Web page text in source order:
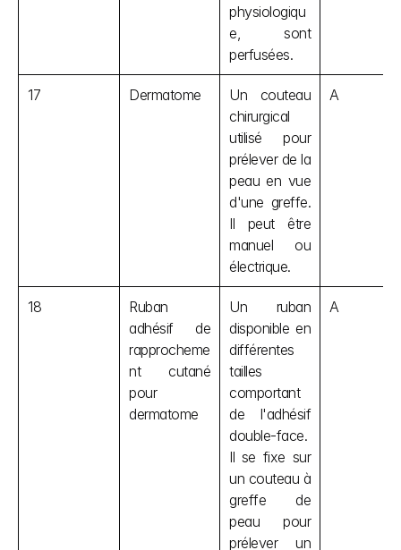
physiologiqu
e, sont
perfusées.
17 Dermatome
Un couteau
chirurgical
utilisé pour
prélever de la
peau en vue
d'une greffe.
Il peut être
manuel ou
électrique.
A
18
Ruban
adhésif de
rapprocheme
nt cutané
pour
dermatome
Un ruban
disponible en
différentes
tailles
comportant
de l'adhésif
double-face.
Il se fixe sur
un couteau à
greffe de
peau pour
prélever un
A